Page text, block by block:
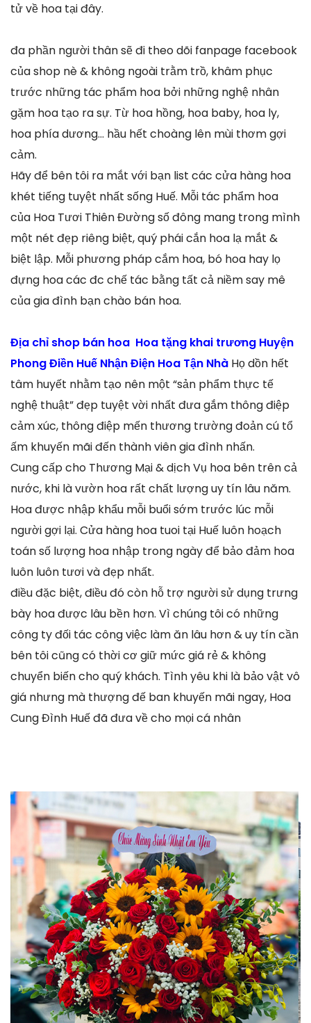
tử về hoa tại đây.
đa phần người thân sẽ đi theo dõi fanpage facebook
của shop nè & không ngoài trằm trồ, khâm phục
trước những tác phẩm hoa bởi những nghệ nhân
gặm hoa tạo ra sự. Từ hoa hồng, hoa baby, hoa ly,
hoa phía dương… hầu hết choàng lên mùi thơm gợi
cảm.
Hãy để bên tôi ra mắt với bạn list các cửa hàng hoa
khét tiếng tuyệt nhất sống Huế. Mỗi tác phẩm hoa
của Hoa Tươi Thiên Đường số đông mang trong mình
một nét đẹp riêng biệt, quý phái cắn hoa lạ mắt &
biệt lập. Mỗi phương pháp cắm hoa, bó hoa hay lọ
đựng hoa các đc chế tác bằng tất cả niềm say mê
của gia đình bạn chào bán hoa.
Địa chỉ shop bán hoa Hoa tặng khai trương Huyện
Phong Điền Huế Nhận Điện Hoa Tận Nhà Họ dồn hết
tâm huyết nhằm tạo nên một “sản phẩm thực tế
nghệ thuật” đẹp tuyệt vời nhất đưa gắm thông điệp
cảm xúc, thông điệp mến thương trường đoản cú tổ
ấm khuyến mãi đến thành viên gia đình nhấn.
Cung cấp cho Thương Mại & dịch Vụ hoa bên trên cả
nước, khi là vườn hoa rất chất lượng uy tín lâu năm.
Hoa được nhập khẩu mỗi buổi sớm trước lúc mỗi
người gợi lại. Cửa hàng hoa tuoi tại Huế luôn hoạch
toán số lượng hoa nhập trong ngày để bảo đảm hoa
luôn luôn tươi và đẹp nhất.
điều đặc biệt, điều đó còn hỗ trợ người sử dụng trưng
bày hoa được lâu bền hơn. Vì chúng tôi có những
công ty đối tác công việc làm ăn lâu hơn & uy tín cần
bên tôi cũng có thời cơ giữ mức giá rẻ & không
chuyển biến cho quý khách. Tình yêu khi là bảo vật vô
giá nhưng mà thượng đế ban khuyến mãi ngay, Hoa
Cung Đình Huế đã đưa về cho mọi cá nhân